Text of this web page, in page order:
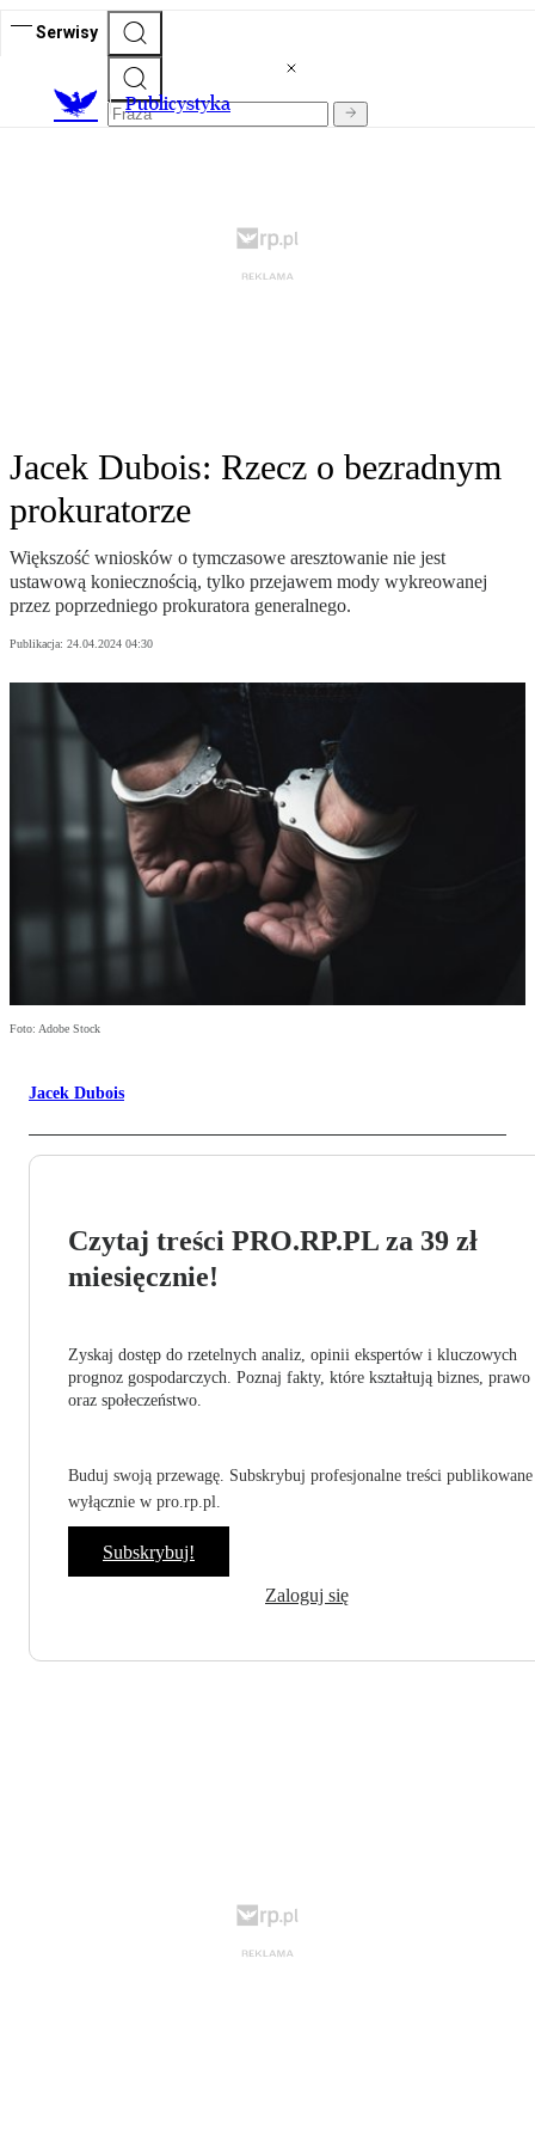
Serwisy
Publicystyka
Jacek Dubois: Rzecz o bezradnym
prokuratorze
Większość wniosków o tymczasowe aresztowanie nie jest
ustawową koniecznością, tylko przejawem mody wykreowanej
przez poprzedniego prokuratora generalnego.
Publikacja: 24.04.2024 04:30
Foto: Adobe Stock
Jacek Dubois
Czytaj treści PRO.RP.PL za 39 zł
miesięcznie!
Zyskaj dostęp do rzetelnych analiz, opinii ekspertów i kluczowych
prognoz gospodarczych. Poznaj fakty, które kształtują biznes, prawo
oraz społeczeństwo.
Buduj swoją przewagę. Subskrybuj profesjonalne treści publikowane
wyłącznie w pro.rp.pl.
Subskrybuj!
Zaloguj się